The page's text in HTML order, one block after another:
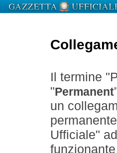
Il termine
" Permanent
un
Ufficiale"